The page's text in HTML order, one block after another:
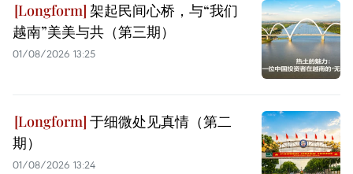
架起民间心桥，与“我们
越南”美美与共（第三期）
01/08/2026 13:25
于细微处见真情（第二
期）
01/08/2026 13:24